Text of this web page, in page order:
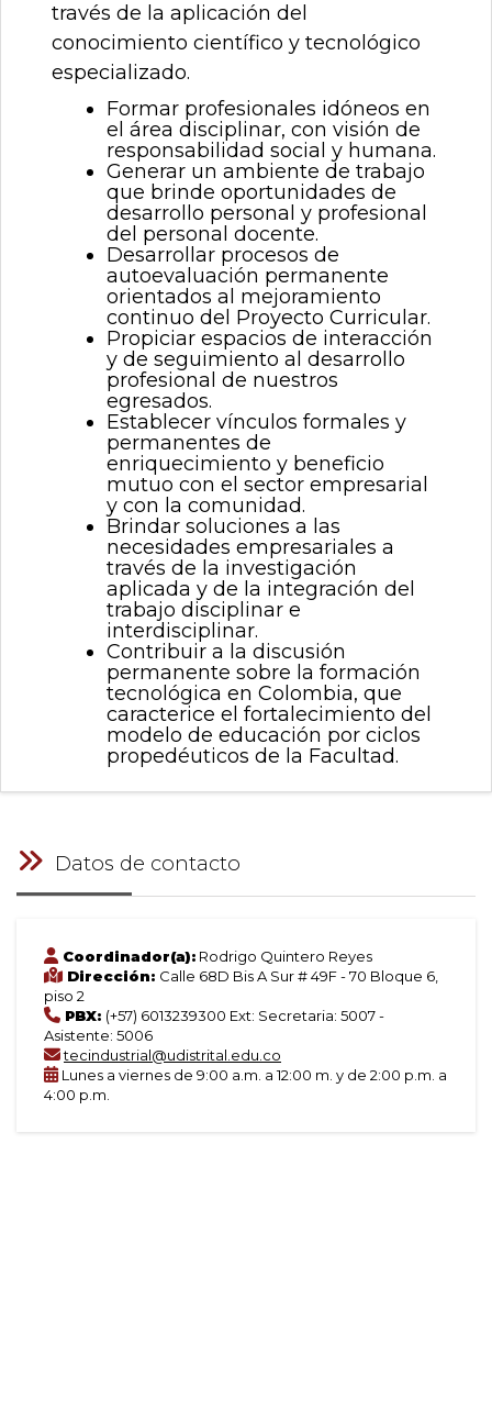
través de la aplicación del
conocimiento científico y tecnológico
especializado.
Formar profesionales idóneos en
el área disciplinar, con visión de
responsabilidad social y humana.
Generar un ambiente de trabajo
que brinde oportunidades de
desarrollo personal y profesional
del personal docente.
Desarrollar procesos de
autoevaluación permanente
orientados al mejoramiento
continuo del Proyecto Curricular.
Propiciar espacios de interacción
y de seguimiento al desarrollo
profesional de nuestros
egresados.
Establecer vínculos formales y
permanentes de
enriquecimiento y beneficio
mutuo con el sector empresarial
y con la comunidad.
Brindar soluciones a las
necesidades empresariales a
través de la investigación
aplicada y de la integración del
trabajo disciplinar e
interdisciplinar.
Contribuir a la discusión
permanente sobre la formación
tecnológica en Colombia, que
caracterice el fortalecimiento del
modelo de educación por ciclos
propedéuticos de la Facultad.
Datos de contacto
Coordinador(a): Rodrigo Quintero Reyes
Dirección: Calle 68D Bis A Sur # 49F - 70 Bloque 6,
piso 2
PBX: (+57) 6013239300 Ext: Secretaria: 5007 -
Asistente: 5006
tecindustrial@udistrital.edu.co
Lunes a viernes de 9:00 a.m. a 12:00 m. y de 2:00 p.m. a
4:00 p.m.